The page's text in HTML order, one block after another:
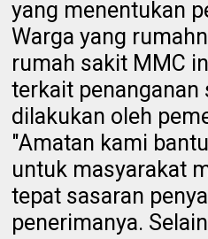
yang menentukan
Warga yang
rumah sakit MMC
terkait penanganan
dilakukan oleh
"Amatan kami
untuk masyarakat
tepat sasaran
penerimanya.